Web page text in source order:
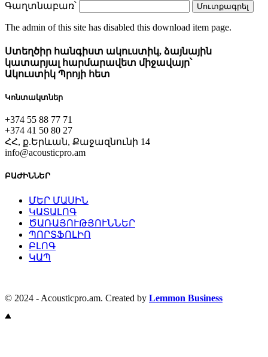
Գաղտնաբառ՝
The admin of this site has disabled this download item page.
Ստեղծիր հանգիստ ակուստիկ, ձայնային
կատարյալ հարմարավետ միջավայր՝
Ակուստիկ Պրոյի հետ
Կոնտակտներ
+374 55 88 77 71
+374 41 50 80 27
ՀՀ, ք.Երևան, Քաջազնունի 14
info@acousticpro.am
ԲԱԺԻՆՆԵՐ
ՄԵՐ ՄԱՍԻՆ
ԿԱՏԱԼՈԳ
ԾԱՌԱՅՈՒԹՅՈՒՆՆԵՐ
ՊՈՐՏՖՈԼԻՈ
ԲԼՈԳ
ԿԱՊ
© 2024 - Acousticpro.am. Created by Lemmon Business